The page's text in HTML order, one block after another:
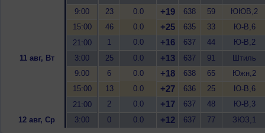
9:00
23 0.0 +19 638 59
ЮЮВ,2
15:00
46 0.0 +25 635 33
Ю-В,6
21:00
1 0.0 +16 637 44
Ю-В,2
11 авг, Вт
3:00 25 0.0 +13 637 91
Штиль
9:00
6 0.0 +18 638 65
Южн,2
15:00
13 0.0 +27 636 25
Ю-В,6
21:00
2 0.0 +17 637 48
Ю-В,3
12 авг, Ср
3:00 0 0.0 +12 637 77 ЗЮЗ,1